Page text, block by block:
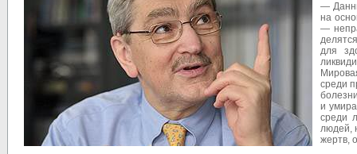
—
на
—
для
среди
и
среди
людей,
жертв,